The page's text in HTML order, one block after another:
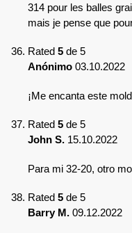
314 pour les balles
mais je pense que
Rated 5 de 5
Anónimo 03.10.2022
¡Me encanta este
Rated 5 de 5
John S. 15.10.2022
Para mi 32-20, otro
Rated 5 de 5
Barry M. 09.12.2022